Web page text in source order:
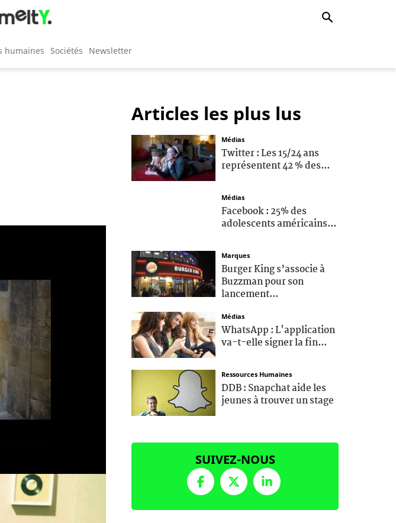
humaines Sociétés Newsletter
Articles les plus lus
Médias
Twitter : Les 15/24 ans
représentent 42 % des...
Médias
Facebook : 25% des
adolescents américains...
Marques
Burger King s’associe à
Buzzman pour son
lancement...
Médias
WhatsApp : L'application
va-t-elle signer la fin...
Ressources Humaines
DDB : Snapchat aide les
jeunes à trouver un stage
SUIVEZ-NOUS